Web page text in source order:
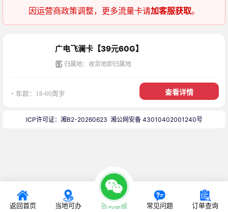
因运营商政策调整，更多流量卡请加客服获取。
广电飞澜卡【39元60G】
归属地：收货地即归属地
・年龄：18-60周岁 查看详情
返回首页 当地可办 咨询客服 常见问题 订单查询
ICP许可证：湘B2-20260623 湘公网安备 43010402001240号